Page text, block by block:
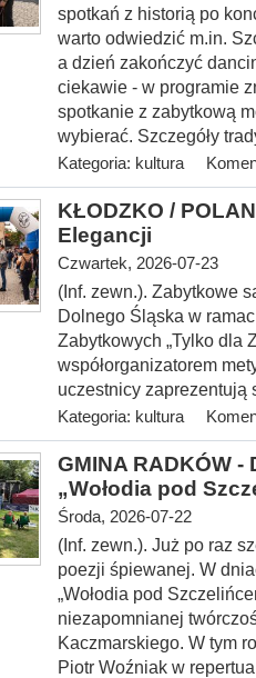
spotkań z historią po
warto odwiedzić m.in.
a dzień zakończyć
ciekawie - w programie
spotkanie z zabytkową
wybierać. Szczegóły
Kategoria: kultura
KŁODZKO /
Elegancji
Czwartek, 2026-07-23
(Inf. zewn.). Zabytkowe
Dolnego Śląska w
Zabytkowych „Tylko dla
współorganizatorem
uczestnicy
Kategoria: kultura
GMINA RADKÓW
„Wołodia pod
Środa, 2026-07-22
(Inf. zewn.). Już po raz
poezji śpiewanej. W
„Wołodia pod
niezapomnianej
Kaczmarskiego. W tym
Piotr Woźniak w